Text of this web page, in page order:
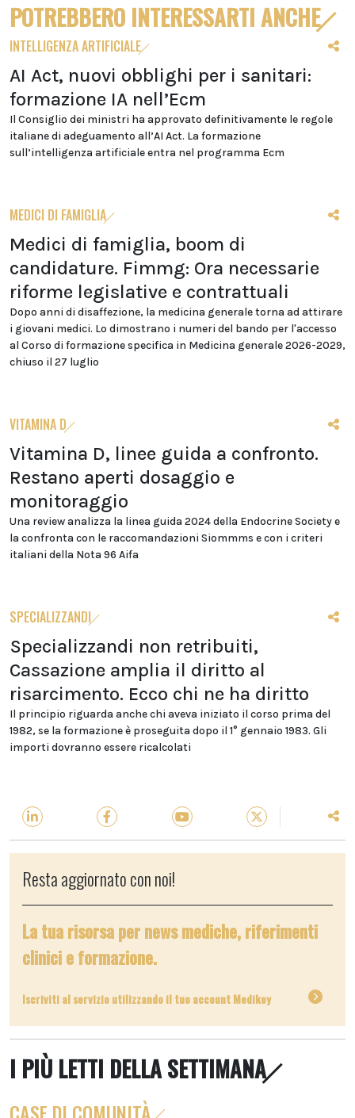
POTREBBERO INTERESSARTI ANCHE
INTELLIGENZA ARTIFICIALE
AI Act, nuovi obblighi per i sanitari:
formazione IA nell’Ecm
Il Consiglio dei ministri ha approvato definitivamente le regole
italiane di adeguamento all’AI Act. La formazione
sull’intelligenza artificiale entra nel programma Ecm
MEDICI DI FAMIGLIA
Medici di famiglia, boom di
candidature. Fimmg: Ora necessarie
riforme legislative e contrattuali
Dopo anni di disaffezione, la medicina generale torna ad attirare
i giovani medici. Lo dimostrano i numeri del bando per l'accesso
al Corso di formazione specifica in Medicina generale 2026-2029,
chiuso il 27 luglio
VITAMINA D
Vitamina D, linee guida a confronto.
Restano aperti dosaggio e
monitoraggio
Una review analizza la linea guida 2024 della Endocrine Society e
la confronta con le raccomandazioni Siommms e con i criteri
italiani della Nota 96 Aifa
SPECIALIZZANDI
Specializzandi non retribuiti,
Cassazione amplia il diritto al
risarcimento. Ecco chi ne ha diritto
Il principio riguarda anche chi aveva iniziato il corso prima del
1982, se la formazione è proseguita dopo il 1° gennaio 1983. Gli
importi dovranno essere ricalcolati
Resta aggiornato con noi!
La tua risorsa per news mediche, riferimenti
clinici e formazione.
Iscriviti al servizio utilizzando il tuo account Medikey
I PIÙ LETTI DELLA SETTIMANA